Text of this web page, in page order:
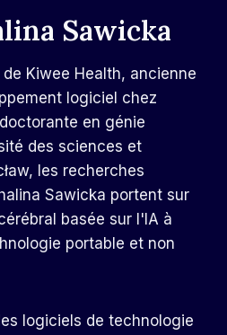
Sawicka
Kiwee ​​Health, ancienne
logiciel chez
en génie
des sciences et
les recherches
Sawicka portent sur
basée sur l'IA à
portable et non
logiciels de technologie